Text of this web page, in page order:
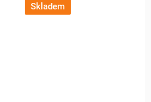
Skladem